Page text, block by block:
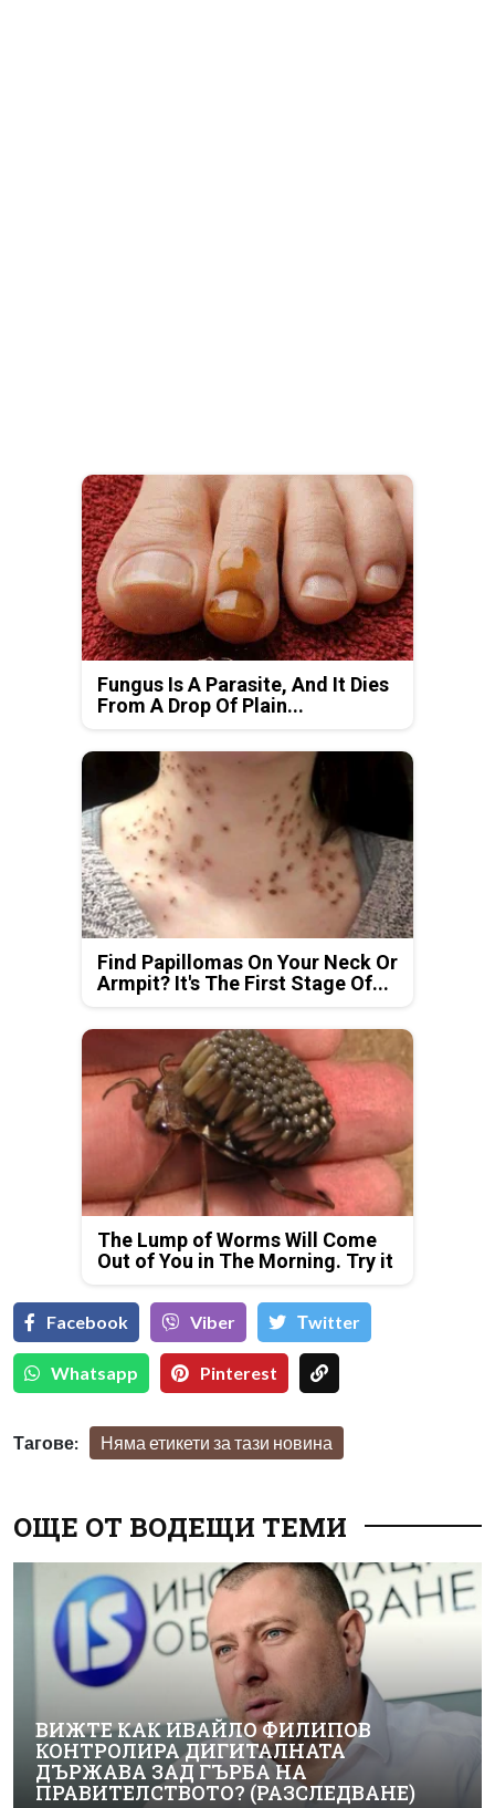
Fungus Is A Parasite, And It Dies
From A Drop Of Plain...
Find Papillomas On Your Neck Or
Armpit? It's The First Stage Of...
The Lump of Worms Will Come
Out of You in The Morning. Try it
Facebook Viber Тwitter
Whatsapp Pinterest
Тагове: Няма етикети за тази новина
ОЩЕ ОТ ВОДЕЩИ ТЕМИ
ВИЖТЕ КАК ИВАЙЛО ФИЛИПОВ
КОНТРОЛИРА ДИГИТАЛНАТА
ДЪРЖАВА ЗАД ГЪРБА НА
ПРАВИТЕЛСТВОТО? (РАЗСЛЕДВАНЕ)